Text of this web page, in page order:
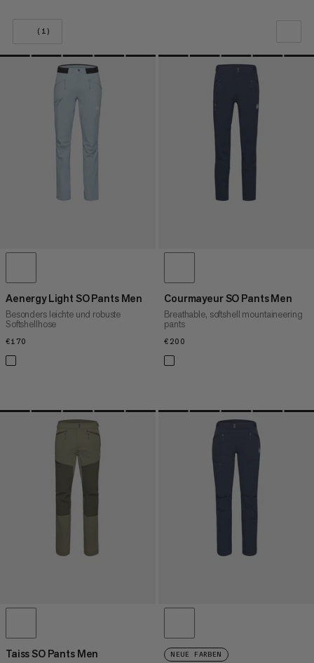
(1)
UNSERE EMPFEHLUNG
NIEDRIGSTER PREIS
HÖCHSTER PREIS
NEUHEITEN
BEWERTUNG
Aenergy Light SO Pants Men
Besonders leichte und robuste
Softshellhose
€170
Courmayeur SO Pants Men
Breathable, softshell mountaineering
pants
€200
Taiss SO Pants Men NEUE FARBEN